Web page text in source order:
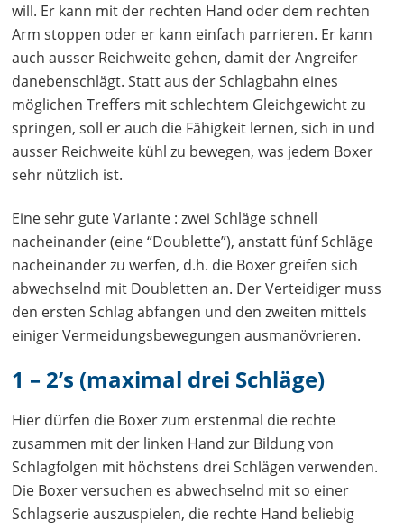
will. Er kann mit der rechten Hand oder dem rechten
Arm stoppen oder er kann einfach parrieren. Er kann
auch ausser Reichweite gehen, damit der Angreifer
danebenschlägt. Statt aus der Schlagbahn eines
möglichen Treffers mit schlechtem Gleichgewicht zu
springen, soll er auch die Fähigkeit lernen, sich in und
ausser Reichweite kühl zu bewegen, was jedem Boxer
sehr nützlich ist.
Eine sehr gute Variante : zwei Schläge schnell
nacheinander (eine “Doublette”), anstatt fünf Schläge
nacheinander zu werfen, d.h. die Boxer greifen sich
abwechselnd mit Doubletten an. Der Verteidiger muss
den ersten Schlag abfangen und den zweiten mittels
einiger Vermeidungsbewegungen ausmanövrieren.
1 – 2’s (maximal drei Schläge)
Hier dürfen die Boxer zum erstenmal die rechte
zusammen mit der linken Hand zur Bildung von
Schlagfolgen mit höchstens drei Schlägen verwenden.
Die Boxer versuchen es abwechselnd mit so einer
Schlagserie auszuspielen, die rechte Hand beliebig